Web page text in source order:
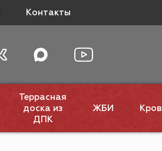
Контакты
Террасная
доска из
ДПК
ЖБИ